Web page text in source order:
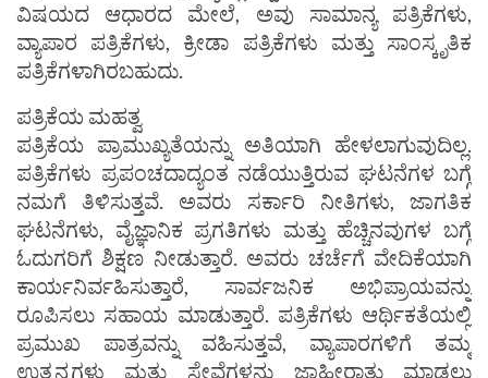
ವಿಷಯದ ಆಧಾರದ ಮೇಲೆ, ಅವು ಸಾಮಾನ್ಯ ಪತ್ರಿಕೆಗಳು,
ವ್ಯಾಪಾರ ಪತ್ರಿಕೆಗಳು, ಕ್ರೀಡಾ ಪತ್ರಿಕೆಗಳು ಮತ್ತು ಸಾಂಸ್ಕೃತಿಕ
ಪತ್ರಿಕೆಗಳಾಗಿರಬಹುದು.
ಪತ್ರಿಕೆಯ ಮಹತ್ವ
ಪತ್ರಿಕೆಯ ಪ್ರಾಮುಖ್ಯತೆಯನ್ನು ಅತಿಯಾಗಿ ಹೇಳಲಾಗುವುದಿಲ್ಲ.
ಪತ್ರಿಕೆಗಳು ಪ್ರಪಂಚದಾದ್ಯಂತ ನಡೆಯುತ್ತಿರುವ ಘಟನೆಗಳ ಬಗ್ಗೆ
ನಮಗೆ ತಿಳಿಸುತ್ತವೆ. ಅವರು ಸರ್ಕಾರಿ ನೀತಿಗಳು, ಜಾಗತಿಕ
ಘಟನೆಗಳು, ವೈಜ್ಞಾನಿಕ ಪ್ರಗತಿಗಳು ಮತ್ತು ಹೆಚ್ಚಿನವುಗಳ ಬಗ್ಗೆ
ಓದುಗರಿಗೆ ಶಿಕ್ಷಣ ನೀಡುತ್ತಾರೆ. ಅವರು ಚರ್ಚೆಗೆ ವೇದಿಕೆಯಾಗಿ
ಕಾರ್ಯನಿರ್ವಹಿಸುತ್ತಾರೆ, ಸಾರ್ವಜನಿಕ ಅಭಿಪ್ರಾಯವನ್ನು
ರೂಪಿಸಲು ಸಹಾಯ ಮಾಡುತ್ತಾರೆ. ಪತ್ರಿಕೆಗಳು ಆರ್ಥಿಕತೆಯಲ್ಲಿ
ಪ್ರಮುಖ ಪಾತ್ರವನ್ನು ವಹಿಸುತ್ತವೆ, ವ್ಯಾಪಾರಗಳಿಗೆ ತಮ್ಮ
ಉತ್ಪನ್ನಗಳು ಮತ್ತು ಸೇವೆಗಳನ್ನು ಜಾಹೀರಾತು ಮಾಡಲು